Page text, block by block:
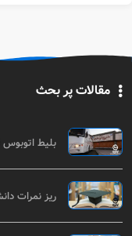
مقالات پر بحث
بلیط
ریز نمرات